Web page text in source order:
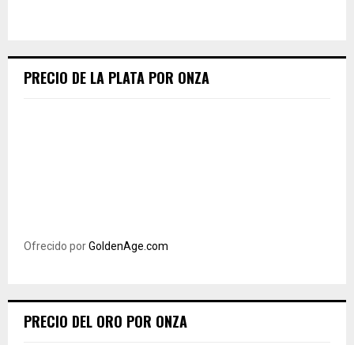
PRECIO DE LA PLATA POR ONZA
Ofrecido porGoldenAge.com
PRECIO DEL ORO POR ONZA